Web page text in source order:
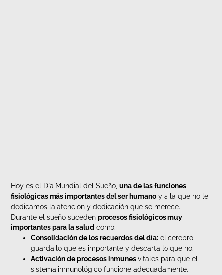
Hoy es el Día Mundial del Sueño,una de las funciones
fisiológicas más importantes del ser humano y a la que no le
dedicamos la atención y dedicación que se merece.
Durante el sueño sucedenprocesos fisiológicos muy
importantes para la salud como:
Consolidación de los recuerdos del día: el cerebro
guarda lo que es importante y descarta lo que no.
Activación de procesos inmunesvitales para que el
sistema inmunológico funcione adecuadamente.